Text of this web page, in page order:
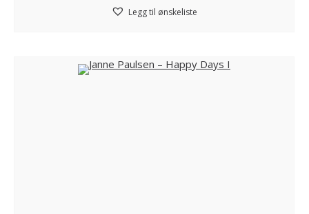
Legg til ønskeliste